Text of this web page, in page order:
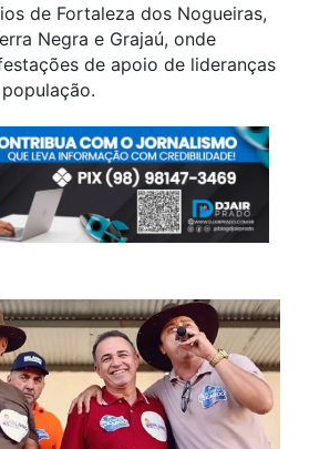
de Fortaleza dos Nogueiras,
Negra e Grajaú, onde
de apoio de lideranças